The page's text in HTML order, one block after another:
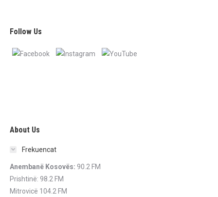
Follow Us
About Us
Frekuencat
Anembanë Kosovës: 90.2 FM
Prishtinë: 98.2 FM
Mitrovicë 104.2 FM